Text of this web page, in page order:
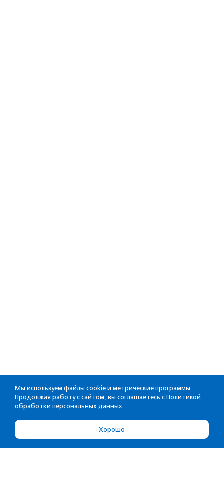
Мы используем файлы cookie и метрические программы.
Продолжая работу с сайтом, вы соглашаетесь с Политикой
обработки персональных данных
Хорошо